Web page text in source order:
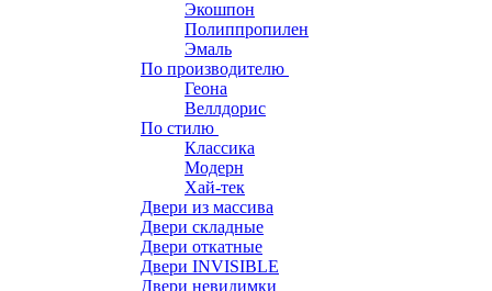
Экошпон
Полиппропилен
Эмаль
По производителю
Геона
Веллдорис
По стилю
Классика
Модерн
Хай-тек
Двери из массива
Двери складные
Двери откатные
Двери INVISIBLE
Двери невидимки